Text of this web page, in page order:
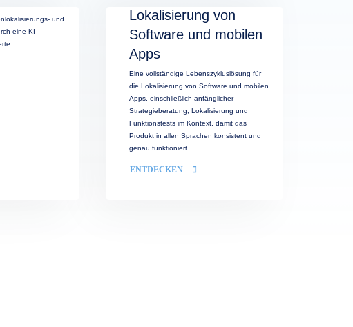
und
eine KI-
Lokalisierung von
Software und mobilen
Apps
Eine vollständige Lebenszykluslösung für
die Lokalisierung von Software und mobilen
Apps, einschließlich anfänglicher
Strategieberatung, Lokalisierung und
Funktionstests im Kontext, damit das
Produkt in allen Sprachen konsistent und
genau funktioniert.
ENTDECKEN